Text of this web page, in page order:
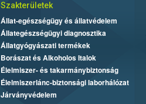
Szakterületek
Állat-egészségügy és állatvédelem
Állategészségügyi diagnosztika
Állatgyógyászati termékek
Borászat és Alkoholos Italok
Élelmiszer- és takarmánybiztonság
Élelmiszerlánc-biztonsági laborhálózat
Járványvédelem